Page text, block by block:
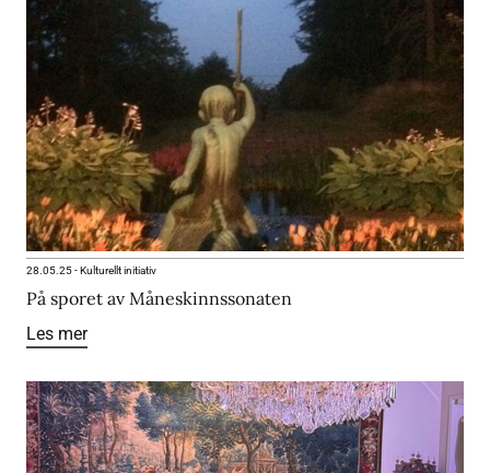
28.05.25-Kulturellt initiativ
På sporet av Måneskinnssonaten
Les mer